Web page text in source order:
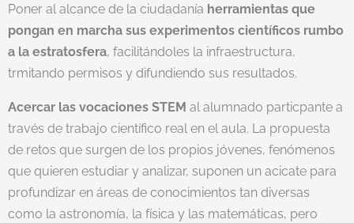
Poner al alcance de la ciudadanía herramientas que
pongan en marcha sus experimentos científicos rumbo
a la estratosfera, facilitándoles la infraestructura,
trmitando permisos y difundiendo sus resultados.
Acercar las vocaciones STEM al alumnado particpante a
través de trabajo científico real en el aula. La propuesta
de retos que surgen de los propios jóvenes, fenómenos
que quieren estudiar y analizar, suponen un acicate para
profundizar en áreas de conocimientos tan diversas
como la astronomía, la física y las matemáticas, pero